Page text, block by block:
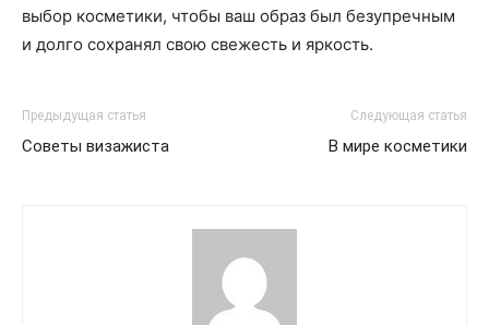
выбор косметики, чтобы ваш образ был безупречным
и долго сохранял свою свежесть и яркость.
Предыдущая статья
Советы визажиста
Следующая статья
В мире косметики